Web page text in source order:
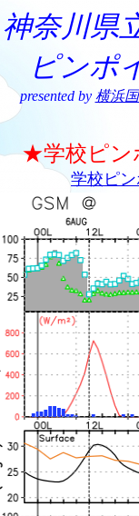
神奈川県
ピンポ
presented by 横浜
★学校ピン
学校ピ